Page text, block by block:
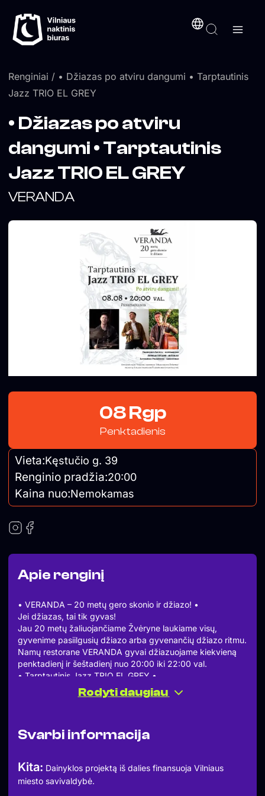
prie
turinio
Renginiai / • Džiazas po atviru dangumi • Tarptautinis
Jazz TRIO EL GREY
Apie renginį
• VERANDA – 20 metų gero skonio ir džiazo! •
Jei džiazas, tai tik gyvas!
Jau 20 metų žaliuojančiame Žvėryne laukiame visų,
gyvenime pasiilgusių džiazo arba gyvenančių džiazo ritmu.
Namų restorane VERANDA gyvai džiazuojame kiekvieną
penktadienį ir šeštadienį nuo 20:00 iki 22:00 val.
• Tarptautinis Jazz TRIO EL GREY •
Francesco Angiuli – džiazo muzikantas ir pedagogas iš
Italijos. Per savo karjerą jis turėjo progą dalintis scena su
konservatorijoje Monopolyje.
baigė Karališkąją konservatoriją Hagoje. Jis garsėja savo
universaliu ir
Rodyti daugiau
Svarbi informacija
Kita: Dainyklos projektą iš dalies finansuoja Vilniaus
miesto savivaldybė.
• Džiazas po atviru
dangumi • Tarptautinis
Jazz TRIO EL GREY
VERANDA
08 Rgp
Penktadienis
Vieta:Kęstučio g. 39
Renginio pradžia:20:00
Kaina nuo:Nemokamas